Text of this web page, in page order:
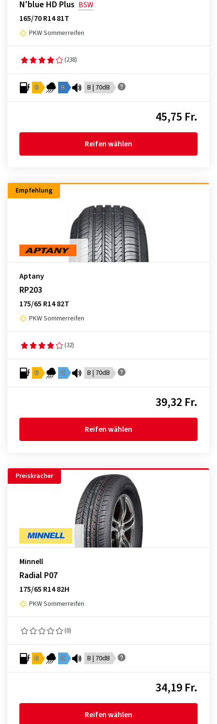
N'blue HD Plus BSW
165/70 R14 81T
PKW Sommerreifen
(238)
D B B | 70dB
45,75 Fr.
Reifen wählen
Empfehlung
Aptany
RP203
175/65 R14 82T
PKW Sommerreifen
(32)
D C B | 70dB
39,32 Fr.
Reifen wählen
Preiskracher
Minnell
Radial P07
175/65 R14 82H
PKW Sommerreifen
(0)
D C B | 70dB
34,19 Fr.
Reifen wählen